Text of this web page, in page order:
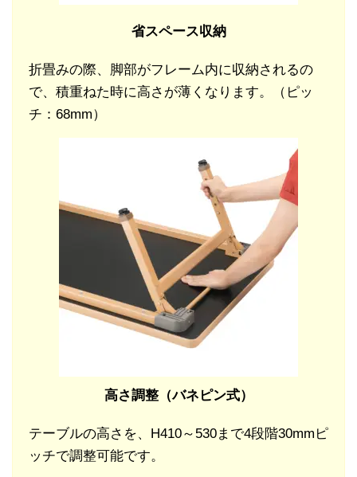
省スペース収納
折畳みの際、脚部がフレーム内に収納されるの
で、積重ねた時に高さが薄くなります。（ピッ
チ：68mm）
高さ調整（バネピン式）
テーブルの高さを、H410～530まで4段階30mmピ
ッチで調整可能です。